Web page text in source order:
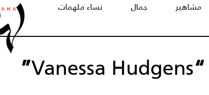
مشاهير جمال نساء ملهمات
Vanessa Hudgens
”